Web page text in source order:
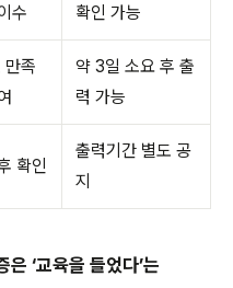
수
확인 가능
만족
약 3일 소요 후 출
력 가능
확인
출력기간 별도 공
지
‘교육을 들었다’는